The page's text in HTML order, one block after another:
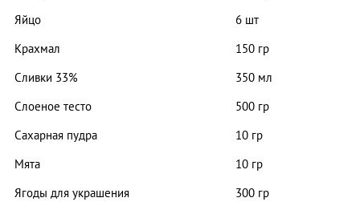
Яйцо
6 шт
Крахмал
150 гр
Сливки 33%
350 мл
Слоеное тесто
500 гр
Сахарная пудра
10 гр
Мята
10 гр
Ягоды для украшения
300 гр